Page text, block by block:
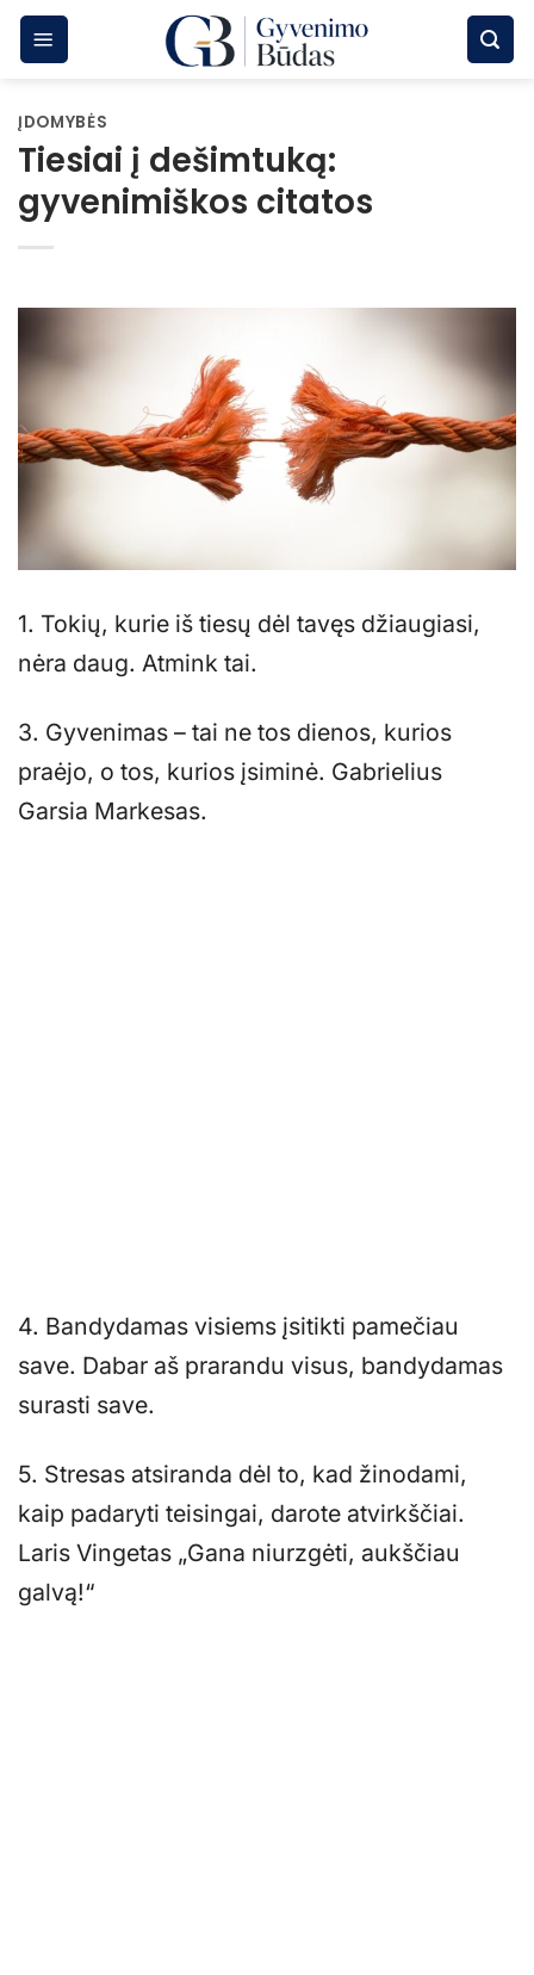
Skip
ĮDOMYBĖS
Tiesiai į dešimtuką:
gyvenimiškos citatos
1. Tokių, kurie iš tiesų dėl tavęs džiaugiasi,
nėra daug. Atmink tai.
3. Gyvenimas – tai ne tos dienos, kurios
praėjo, o tos, kurios įsiminė. Gabrielius
Garsia Markesas.
4. Bandydamas visiems įsitikti pamečiau
save. Dabar aš prarandu visus, bandydamas
surasti save.
5. Stresas atsiranda dėl to, kad žinodami,
kaip padaryti teisingai, darote atvirkščiai.
Laris Vingetas „Gana niurzgėti, aukščiau
galvą!“